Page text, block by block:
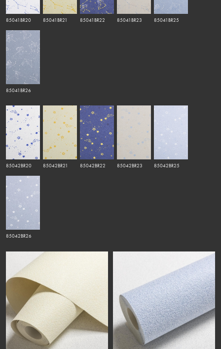
85041BR20 85041BR21 85041BR22 85041BR23 85041BR25
85041BR26
85042BR20 85042BR21 85042BR22 85042BR23 85042BR25
85042BR26